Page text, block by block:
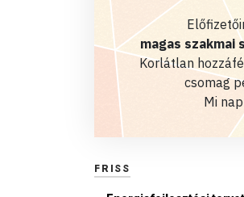
magas szakmai
Korlátlan
csomag
Mi
FRISS